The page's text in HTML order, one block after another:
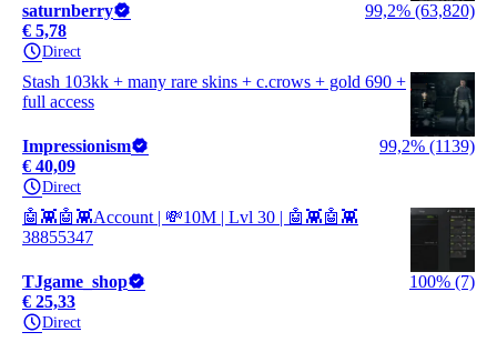
saturnberry
99,2% (63,820)
€ 5,78
Direct
Stash 103kk + many rare skins + c.crows + gold 690 +
full access
Impressionism
99,2% (1139)
€ 40,09
Direct
🤖👾🤖👾Account | 💸10M | Lvl 30 | 🤖👾🤖👾
38855347
TJgame_shop
100% (7)
€ 25,33
Direct